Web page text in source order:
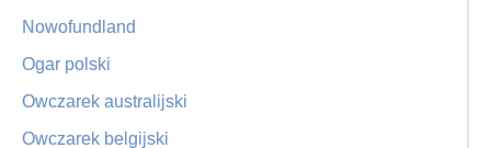
Nowofundland
Ogar polski
Owczarek australijski
Owczarek belgijski